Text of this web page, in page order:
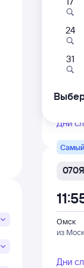
002Э
из
02:31
Дни
070Я
Омск
из
Дни
24
31